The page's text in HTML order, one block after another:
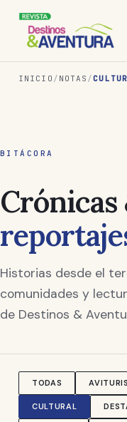
INICIO / NOTAS /
BITÁCORA
Crónicas
Historias desde el
comunidades y
de Destinos &
TODAS
CULTURAL